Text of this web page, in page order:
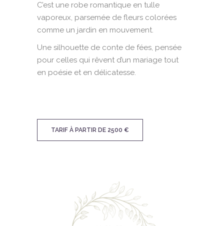
C’est une robe romantique en tulle
vaporeux, parsemée de fleurs colorées
comme un jardin en mouvement.
Une silhouette de conte de fées, pensée
pour celles qui rêvent d’un mariage tout
en poésie et en délicatesse.
TARIF À PARTIR DE 2500 €